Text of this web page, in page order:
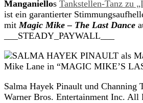
Manganiellos Tankstellen-Tanz zu
ist ein garantierter
mitMagic Mike – The Last Dance
___STEADY_PAYWALL___
Salma Hayek Pinault und
Warner Bros. Entertainment Inc. All